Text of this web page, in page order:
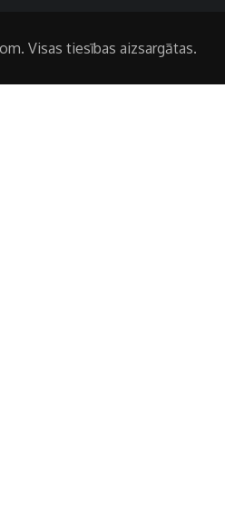
Visas tiesības aizsargātas.